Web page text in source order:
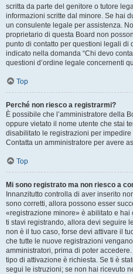
scritta da parte del genitore o tutore
informazioni scritte dal minore. Se hai
un consulente legale per assistenza.
proprietario di questa Board non
punto di contatto per questioni legali
indicato nella domanda “Chi devo
questioni d’ordine legale concernenti
Top
Perché non riesco a registrarmi?
È possibile che l’amministratore della
oppure vietato il nome utente che stai
disabilitato le registrazioni per
Contatta un amministratore per avere
Top
Mi sono registrato ma non riesco a
Innanzitutto controlla di aver inserito
sono corretti, allora possono esser
«registrazione minore» è abilitato e hai
ti stavi registrando, allora devi seguire
non è il tuo caso, forse devi attivare il
che tutte le nuove registrazioni
amministratori, prima di poter
tipo di attivazione è richiesta. Se ti è
segui le istruzioni; se non hai ricevuto